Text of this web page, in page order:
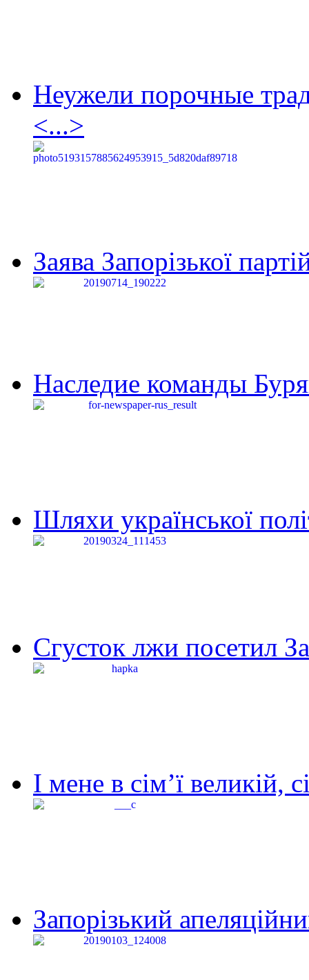
Неужели порочные
<...>
Заява Запорізької
Наследие команды
Шляхи української
Сгусток лжи посетил
І мене в сім’ї великій,
Запорізький